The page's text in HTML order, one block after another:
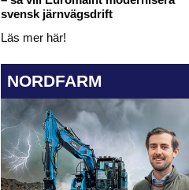
svensk järnvägsdrift
Läs mer här!
NORDFARM